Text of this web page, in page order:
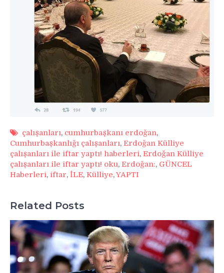
çalışanları, cumhurbaşkanı erdoğan,
Cumhurbaşkanlığı çalışanları, Erdoğan Külliye
çalışanları ile iftar yaptı! haberleri, Erdoğan Külliye
çalışanları ile iftar yaptı! oku, Erdoğan:, GÜNCEL
Haberleri, iftar, İLE, Külliye,YAPTI
Related Posts